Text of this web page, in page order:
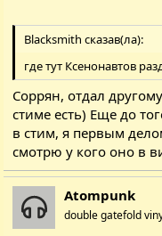
Blacksmith сказав(ла):
где тут Ксенонавтов
Cоррян, отдал
стиме есть) Еще до
в стим, я первым
смотрю у кого оно в
Atompunk
double gatefold